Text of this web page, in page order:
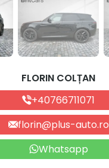
FLORIN COLȚAN
+40766711071
florin@plus-auto.ro
Whatsapp